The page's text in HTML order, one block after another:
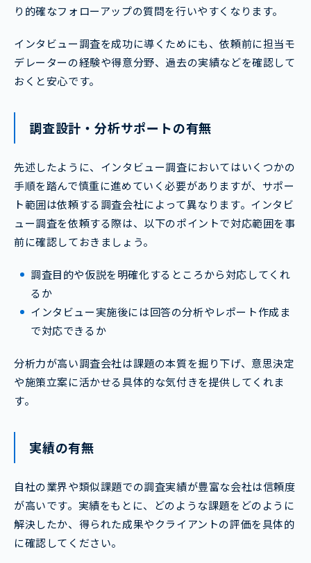
り的確なフォローアップの質問を行いやすくなります。
インタビュー調査を成功に導くためにも、依頼前に担当モ
デレーターの経験や得意分野、過去の実績などを確認して
おくと安心です。
調査設計・分析サポートの有無
先述したように、インタビュー調査においてはいくつかの
手順を踏んで慎重に進めていく必要がありますが、サポー
ト範囲は依頼する調査会社によって異なります。インタビ
ュー調査を依頼する際は、以下のポイントで対応範囲を事
前に確認しておきましょう。
調査目的や仮説を明確化するところから対応してくれ
るか
インタビュー実施後には回答の分析やレポート作成ま
で対応できるか
分析力が高い調査会社は課題の本質を掘り下げ、意思決定
や施策立案に活かせる具体的な気付きを提供してくれま
す。
実績の有無
自社の業界や類似課題での調査実績が豊富な会社は信頼度
が高いです。実績をもとに、どのような課題をどのように
解決したか、得られた成果やクライアントの評価を具体的
に確認してください。